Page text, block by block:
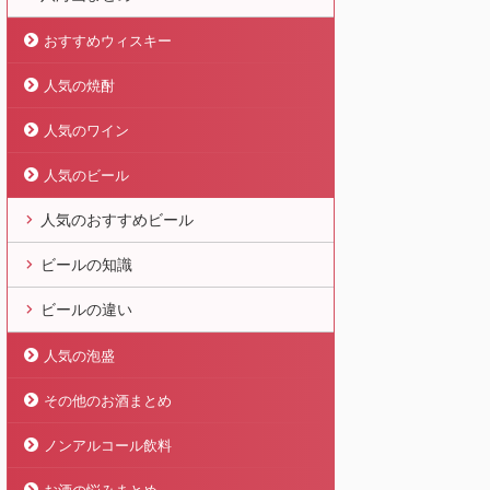
おすすめウィスキー
人気の焼酎
人気のワイン
人気のビール
人気のおすすめビール
ビールの知識
ビールの違い
人気の泡盛
その他のお酒まとめ
ノンアルコール飲料